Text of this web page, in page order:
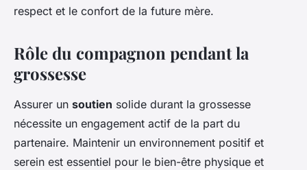
respect et le confort de la future mère.
Rôle du compagnon pendant la
grossesse
Assurer un soutien solide durant la grossesse
nécessite un engagement actif de la part du
partenaire. Maintenir un environnement positif et
serein est essentiel pour le bien-être physique et